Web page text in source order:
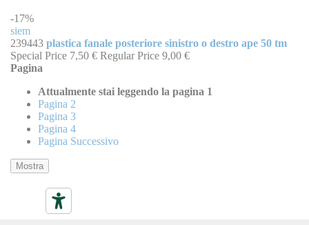
-17%
siem
239443 plastica fanale posteriore sinistro o destro ape 50 tm
Special Price 7,50 € Regular Price 9,00 €
Pagina
Attualmente stai leggendo la pagina 1
Pagina 2
Pagina 3
Pagina 4
Pagina Successivo
Mostra